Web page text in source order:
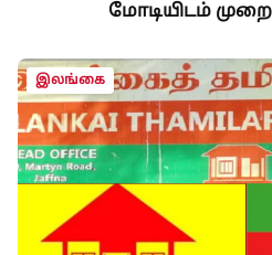
மோடியிடம்
இலங்கை